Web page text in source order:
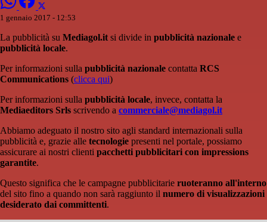
1 gennaio 2017 - 12:53
La pubblicità su Mediagol.it si divide in pubblicità nazionale e
pubblicità locale.
Per informazioni sulla pubblicità nazionale contatta RCS
Communications (clicca qui)
Per informazioni sulla pubblicità locale, invece, contatta la
Mediaeditors Srls scrivendo a commerciale@mediagol.it
Abbiamo adeguato il nostro sito agli standard internazionali sulla
pubblicità e, grazie alle tecnologie presenti nel portale, possiamo
assicurare ai nostri clienti pacchetti pubblicitari con impressions
garantite.
Questo significa che le campagne pubblicitarie ruoteranno all'interno
del sito fino a quando non sarà raggiunto il numero di visualizzazioni
desiderato dai committenti.